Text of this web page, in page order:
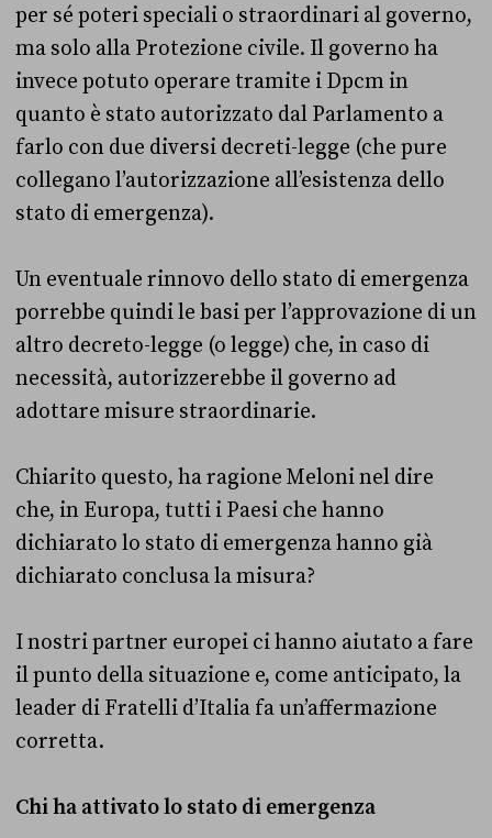
per sé poteri speciali o straordinari al governo,
ma solo alla Protezione civile. Il governo ha
invece potuto operare tramite i Dpcm in
quanto è stato autorizzato dal Parlamento a
farlo con due diversi decreti-legge (che pure
collegano l’autorizzazione all’esistenza dello
stato di emergenza).
Un eventuale rinnovo dello stato di emergenza
porrebbe quindi le basi per l’approvazione di un
altro decreto-legge (o legge) che, in caso di
necessità, autorizzerebbe il governo ad
adottare misure straordinarie.
Chiarito questo, ha ragione Meloni nel dire
che, in Europa, tutti i Paesi che hanno
dichiarato lo stato di emergenza hanno già
dichiarato conclusa la misura?
I nostri partner europei ci hanno aiutato a fare
il punto della situazione e, come anticipato, la
leader di Fratelli d’Italia fa un’affermazione
corretta.
Chi ha attivato lo stato di emergenza